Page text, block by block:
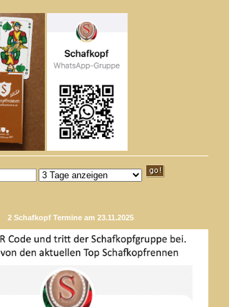
2 Schafkopf Termine am 23.11.2025